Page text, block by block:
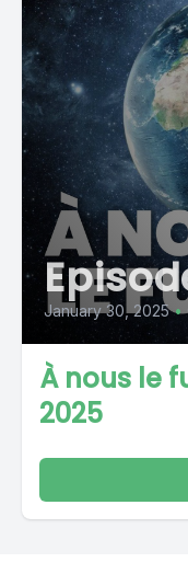
January 30, 2025 •
À nous le
2025